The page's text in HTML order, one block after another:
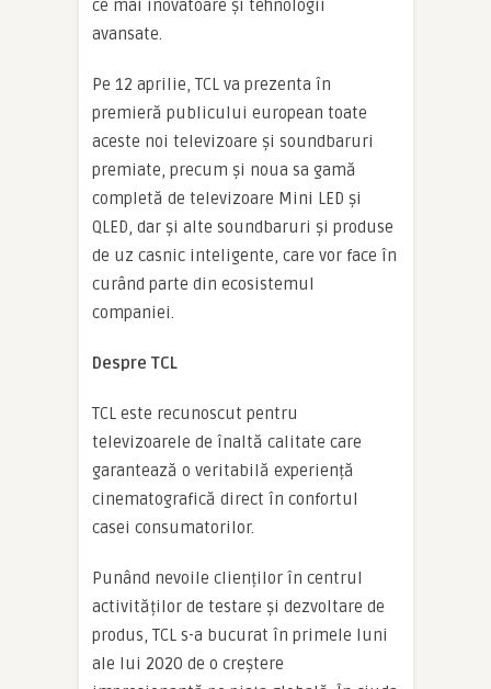
ce mai inovatoare și tehnologii
avansate.
Pe 12 aprilie, TCL va prezenta în
premieră publicului european toate
aceste noi televizoare și soundbaruri
premiate, precum și noua sa gamă
completă de televizoare Mini LED și
QLED, dar și alte soundbaruri și produse
de uz casnic inteligente, care vor face în
curând parte din ecosistemul
companiei.
Despre TCL
TCL este recunoscut pentru
televizoarele de înaltă calitate care
garantează o veritabilă experiență
cinematografică direct în confortul
casei consumatorilor.
Punând nevoile clienților în centrul
activităților de testare și dezvoltare de
produs, TCL s-a bucurat în primele luni
ale lui 2020 de o creștere